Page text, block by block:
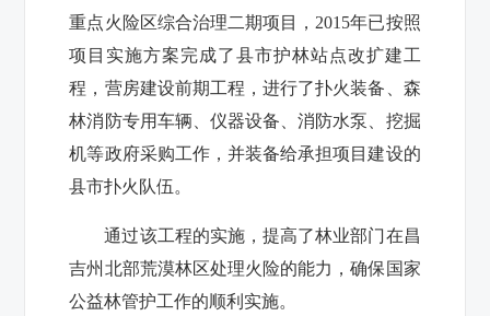
重点火险区综合治理二期项目， 2015年已按照
项目实施方案完成了县市护林站点改扩建工
程，营房建设前期工程，进行了扑火装备、森
林消防专用车辆、仪器设备、消防水泵、挖掘
机等政府采购工作，并装备给承担项目建设的
县市扑火队伍。
通过该工程的实施，提高了林业部门在昌
吉州北部荒漠林区处理火险的能力，确保国家
公益林管护工作的顺利实施。